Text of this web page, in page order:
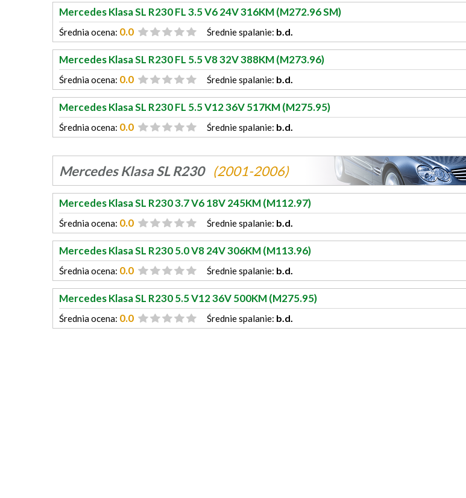
Mercedes Klasa SL R230 FL 3.5 V6 24V 316KM (M272.96 SM)
Średnia ocena: 0.0 Średnie spalanie: b.d.
Mercedes Klasa SL R230 FL 5.5 V8 32V 388KM (M273.96)
Średnia ocena: 0.0 Średnie spalanie: b.d.
Mercedes Klasa SL R230 FL 5.5 V12 36V 517KM (M275.95)
Średnia ocena: 0.0 Średnie spalanie: b.d.
Mercedes Klasa SL R230 (2001-2006)
Mercedes Klasa SL R230 3.7 V6 18V 245KM (M112.97)
Średnia ocena: 0.0 Średnie spalanie: b.d.
Mercedes Klasa SL R230 5.0 V8 24V 306KM (M113.96)
Średnia ocena: 0.0 Średnie spalanie: b.d.
Mercedes Klasa SL R230 5.5 V12 36V 500KM (M275.95)
Średnia ocena: 0.0 Średnie spalanie: b.d.